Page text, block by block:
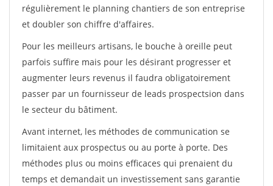
régulièrement le planning chantiers de son entreprise
et doubler son chiffre d'affaires.
Pour les meilleurs artisans, le bouche à oreille peut
parfois suffire mais pour les désirant progresser et
augmenter leurs revenus il faudra obligatoirement
passer par un fournisseur de leads prospectsion dans
le secteur du bâtiment.
Avant internet, les méthodes de communication se
limitaient aux prospectus ou au porte à porte. Des
méthodes plus ou moins efficaces qui prenaient du
temps et demandait un investissement sans garantie